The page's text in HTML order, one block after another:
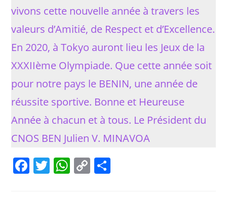
vivons cette nouvelle année à travers les
valeurs d’Amitié, de Respect et d’Excellence.
En 2020, à Tokyo auront lieu les Jeux de la
XXXIIème Olympiade. Que cette année soit
pour notre pays le BENIN, une année de
réussite sportive. Bonne et Heureuse
Année à chacun et à tous. Le Président du
CNOS BEN Julien V. MINAVOA
F T W C